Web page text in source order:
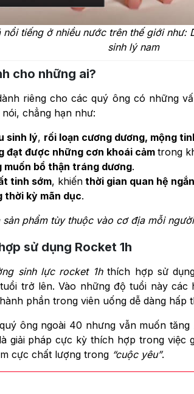
nổi tiếng ở nhiều nước trên thế giới như:
sinh lý nam
cho những ai?
riêng cho các quý ông có những
chẳng hạn như:
sinh lý, rối loạn cương dương, mộng
đạt được những cơn khoái cảm trong
muốn bổ thận tráng dương.
tinh sớm, khiến thời gian quan hệ ngắn
thời kỳ mãn dục.
sản phẩm tùy thuộc vào cơ địa mỗi
sử dụng Rocket 1h
sinh lực rocket 1hthích hợp sử
trở lên. Vào những độ tuổi này
phần trong viên uống dễ dàng hấp
ông ngoài 40 nhưng vẫn muốn tăng
giải pháp cực kỳ thích hợp trong việc
cực chất lượng trong “cuộc yêu”.